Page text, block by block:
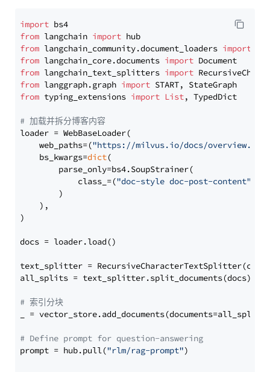
import
from langchain import
from langchain_community.document_loaders import
from langchain_core.documents import
from langchain_text_splitters import
from langgraph.graph import
from typing_extensions import List, TypedDict
# 加载并拆分博客内容
loader = WebBaseLoader(
    web_paths=(
"https://milvus.io/docs/overview.md"
    bs_kwargs=
dict(
        parse_only=bs4.SoupStrainer(
            class_=(
"doc-style doc-post-content"
        )
    ),
)
docs = loader.load()
text_splitter =
all_splits = text_splitter.split_documents(docs)
# 索引分块
_ = vector_store.add_documents(documents=all_splits)
# Define prompt for question-answering
prompt = hub.pull("rlm/rag-prompt")